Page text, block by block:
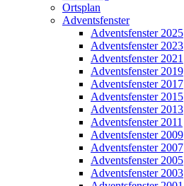
Ortsplan
Adventsfenster
Adventsfenster 2025
Adventsfenster 2023
Adventsfenster 2021
Adventsfenster 2019
Adventsfenster 2017
Adventsfenster 2015
Adventsfenster 2013
Adventsfenster 2011
Adventsfenster 2009
Adventsfenster 2007
Adventsfenster 2005
Adventsfenster 2003